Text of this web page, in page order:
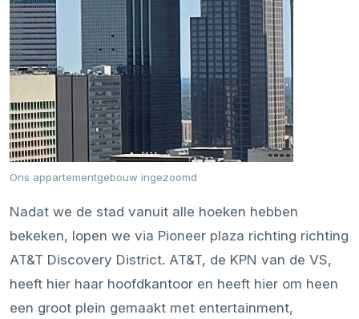
Ons appartementgebouw ingezoomd
Nadat we de stad vanuit alle hoeken hebben
bekeken, lopen we via Pioneer plaza richting richting
AT&T Discovery District. AT&T, de KPN van de VS,
heeft hier haar hoofdkantoor en heeft hier om heen
een groot plein gemaakt met entertainment,